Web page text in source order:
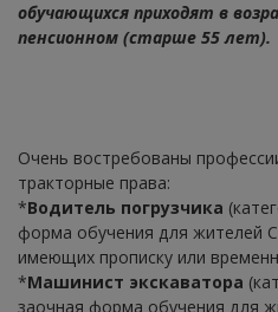
обучающихся приходят в
пенсионном (старше 55 лет).
Очень востребованы
тракторные права:
*Водитель погрузчика
форма обучения для жителей
имеющих прописку или
*Машинист экскаватора
заочная форма обучения для